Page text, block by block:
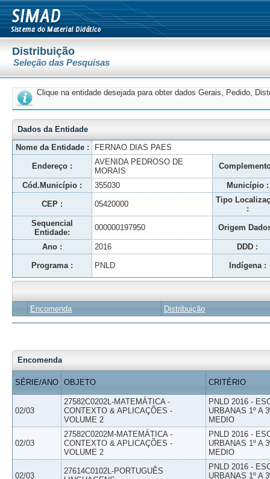
Distribuição
Seleção das Pesquisas
Clique na entidade desejada para obter dados Gerais, Pedido,
Dados da Entidade
Nome da Entidade :
FERNAO DIAS PAES
Endereço :
AVENIDA PEDROSO DE
MORAIS
Cód.Município : 355030 Município :
CEP : 05420000
Tipo
:
Sequencial
Entidade:
000000197950 Origem
Ano : 2016 DDD :
Programa : PNLD Indígena :
Encomenda Distribuição
Encomenda
SÉRIE/ANO OBJETO CRITÉRIO
02/03
27582C0202L-MATEMÁTICA -
CONTEXTO & APLICAÇÕES -
VOLUME 2
PNLD 2016 -
URBANAS 1º A
MEDIO
02/03
27582C0202M-MATEMÁTICA -
CONTEXTO & APLICAÇÕES -
VOLUME 2
PNLD 2016 -
URBANAS 1º A
MEDIO
02/03
27614C0102L-PORTUGUÊS
PNLD 2016 -
URBANAS 1º A